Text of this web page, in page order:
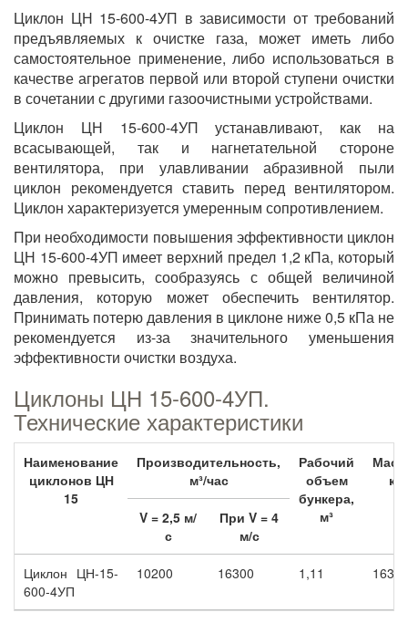
Циклон ЦН 15-600-4УП в зависимости от требований
предъявляемых к очистке газа, может иметь либо
самостоятельное применение, либо использоваться в
качестве агрегатов первой или второй ступени очистки
в сочетании с другими газоочистными устройствами.
Циклон ЦН 15-600-4УП устанавливают, как на
всасывающей, так и нагнетательной стороне
вентилятора, при улавливании абразивной пыли
циклон рекомендуется ставить перед вентилятором.
Циклон характеризуется умеренным сопротивлением.
При необходимости повышения эффективности циклон
ЦН 15-600-4УП имеет верхний предел 1,2 кПа, который
можно превысить, сообразуясь с общей величиной
давления, которую может обеспечить вентилятор.
Принимать потерю давления в циклоне ниже 0,5 кПа не
рекомендуется из-за значительного уменьшения
эффективности очистки воздуха.
Циклоны ЦН 15-600-4УП.
Технические характеристики
Наименование
циклонов ЦН
15
Производительность,
м³/час
Рабочий
объем
бункера,
м³
кг
V = 2,5 м/
с
При V = 4
м/с
Циклон ЦН-15-
600-4УП
10200 16300 1,11 1630